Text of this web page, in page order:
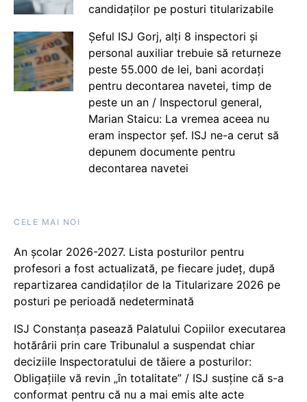
candidaților pe posturi titularizabile
Șeful ISJ Gorj, alți 8 inspectori și
personal auxiliar trebuie să returneze
peste 55.000 de lei, bani acordați
pentru decontarea navetei, timp de
peste un an / Inspectorul general,
Marian Staicu: La vremea aceea nu
eram inspector șef. ISJ ne-a cerut să
depunem documente pentru
decontarea navetei
CELE MAI NOI
An școlar 2026-2027. Lista posturilor pentru
profesori a fost actualizată, pe fiecare județ, după
repartizarea candidaților de la Titularizare 2026 pe
posturi pe perioadă nedeterminată
ISJ Constanța pasează Palatului Copiilor executarea
hotărârii prin care Tribunalul a suspendat chiar
deciziile Inspectoratului de tăiere a posturilor:
Obligațiile vă revin „în totalitate” / ISJ susține că s-a
conformat pentru că nu a mai emis alte acte